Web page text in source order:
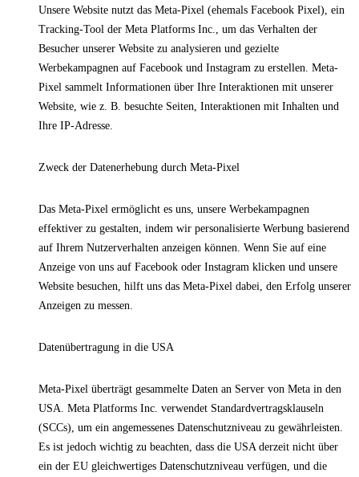
Unsere Website nutzt das Meta-Pixel (ehemals Facebook Pixel), ein
Tracking-Tool der Meta Platforms Inc., um das Verhalten der
Besucher unserer Website zu analysieren und gezielte
Werbekampagnen auf Facebook und Instagram zu erstellen. Meta-
Pixel sammelt Informationen über Ihre Interaktionen mit unserer
Website, wie z. B. besuchte Seiten, Interaktionen mit Inhalten und
Ihre IP-Adresse.
Zweck der Datenerhebung durch Meta-Pixel
Das Meta-Pixel ermöglicht es uns, unsere Werbekampagnen
effektiver zu gestalten, indem wir personalisierte Werbung basierend
auf Ihrem Nutzerverhalten anzeigen können. Wenn Sie auf eine
Anzeige von uns auf Facebook oder Instagram klicken und unsere
Website besuchen, hilft uns das Meta-Pixel dabei, den Erfolg unserer
Anzeigen zu messen.
Datenübertragung in die USA
Meta-Pixel überträgt gesammelte Daten an Server von Meta in den
USA. Meta Platforms Inc. verwendet Standardvertragsklauseln
(SCCs), um ein angemessenes Datenschutzniveau zu gewährleisten.
Es ist jedoch wichtig zu beachten, dass die USA derzeit nicht über
ein der EU gleichwertiges Datenschutzniveau verfügen, und die